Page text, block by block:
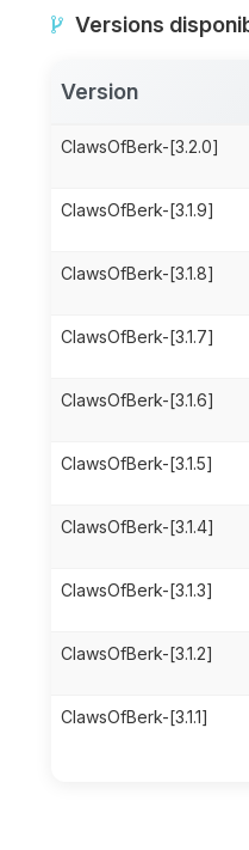
Versions
Version
ClawsOfBerk-[3.2.0]
ClawsOfBerk-[3.1.9]
ClawsOfBerk-[3.1.8]
ClawsOfBerk-[3.1.7]
ClawsOfBerk-[3.1.6]
ClawsOfBerk-[3.1.5]
ClawsOfBerk-[3.1.4]
ClawsOfBerk-[3.1.3]
ClawsOfBerk-[3.1.2]
ClawsOfBerk-[3.1.1]